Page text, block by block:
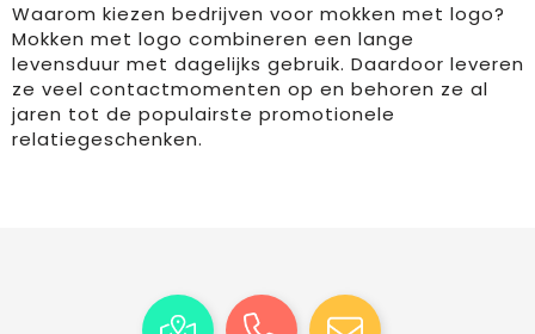
Waarom kiezen bedrijven voor mokken met logo?
Mokken met logo combineren een lange
levensduur met dagelijks gebruik. Daardoor leveren
ze veel contactmomenten op en behoren ze al
jaren tot de populairste promotionele
relatiegeschenken.